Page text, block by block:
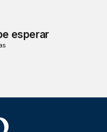
esperar